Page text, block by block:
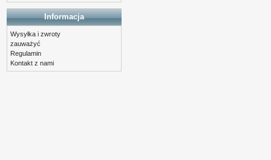
Informacja
Wysyłka i zwroty
zauważyć
Regulamin
Kontakt z nami